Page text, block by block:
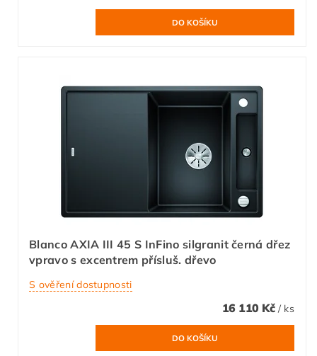
Blanco AXIA III 45 S InFino silgranit černá dřez
vpravo s excentrem přísluš. dřevo
S ověření dostupnosti
16 110 Kč / ks